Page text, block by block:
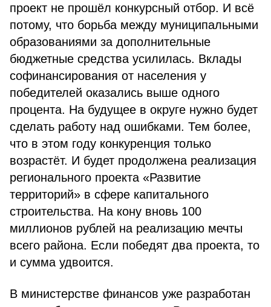
проект не прошёл конкурсный отбор. И всё
потому, что борьба между муниципальными
образованиями за дополнительные
бюджетные средства усилилась. Вклады
софинансирования от населения у
победителей оказались выше одного
процента. На будущее в округе нужно будет
сделать работу над ошибками. Тем более,
что в этом году конкуренция только
возрастёт. И будет продолжена реализация
регионального проекта «Развитие
территорий» в сфере капитального
строительства. На кону вновь 100
миллионов рублей на реализацию мечты
всего района. Если победят два проекта, то
и сумма удвоится.
В министерстве финансов уже разработан